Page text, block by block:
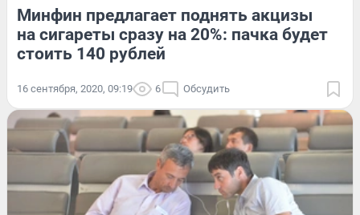
Минфин предлагает поднять акцизы
на сигареты сразу на 20%: пачка будет
стоить 140 рублей
16 сентября, 2020, 09:19 6 Обсудить